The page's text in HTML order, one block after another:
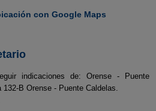
con Google Maps
indicaciones de: Orense - Puente
B Orense - Puente Caldelas.